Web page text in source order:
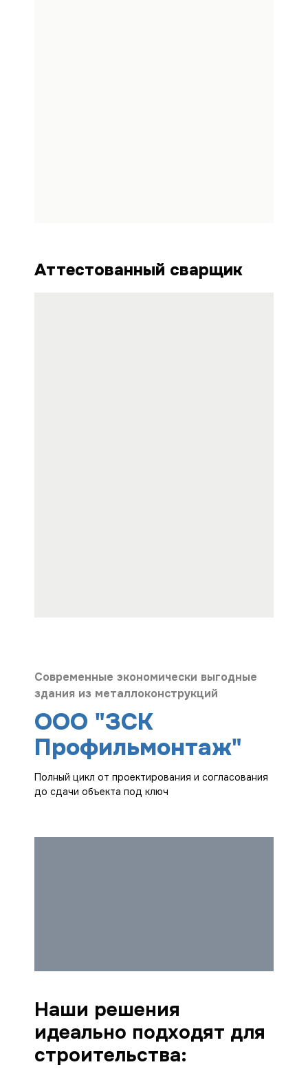
Аттестованный сварщик
Современные экономически выгодные
здания из металлоконструкций
ООО "ЗСК
Профильмонтаж"
Полный цикл от проектирования и согласования
до сдачи объекта под ключ
Наши решения
идеально подходят для
строительства: